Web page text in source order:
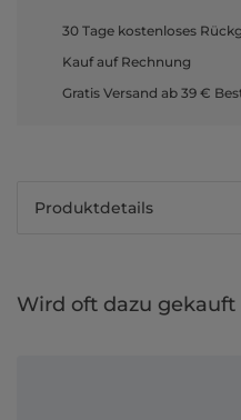
30 Tage kostenloses
Kauf auf Rechnung
Gratis Versand ab 39 €
Produktdetails
Wird oft dazu gekauft